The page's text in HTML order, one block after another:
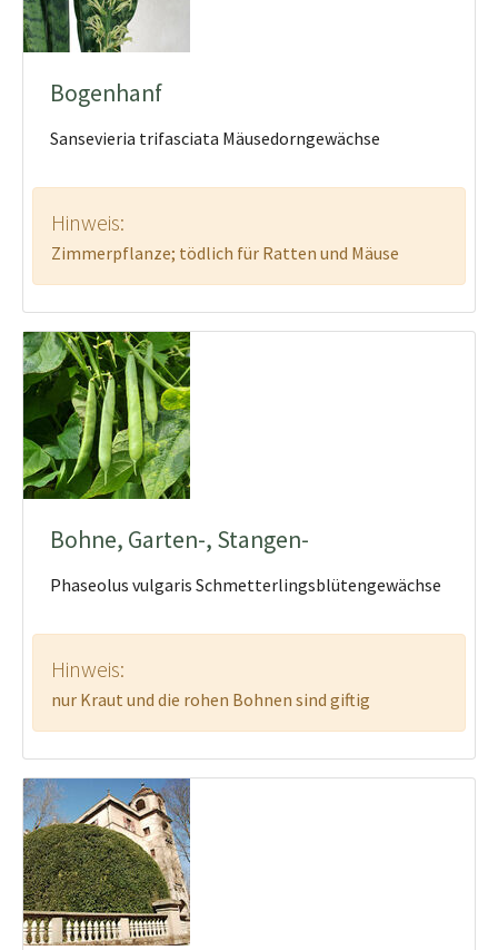
Bogenhanf
Sansevieria trifasciata Mäusedorngewächse
Hinweis:
Zimmerpflanze; tödlich für Ratten und Mäuse
Bohne, Garten-, Stangen-
Phaseolus vulgaris Schmetterlingsblütengewächse
Hinweis:
nur Kraut und die rohen Bohnen sind giftig